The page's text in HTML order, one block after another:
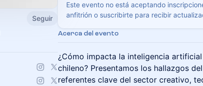
Seguir
Este evento no está aceptando
anfitrión o suscribirte para recibir
Acerca del evento
¿Cómo impacta la inteligencia
chileno? Presentamos los hallazgos
referentes clave del sector creativo,